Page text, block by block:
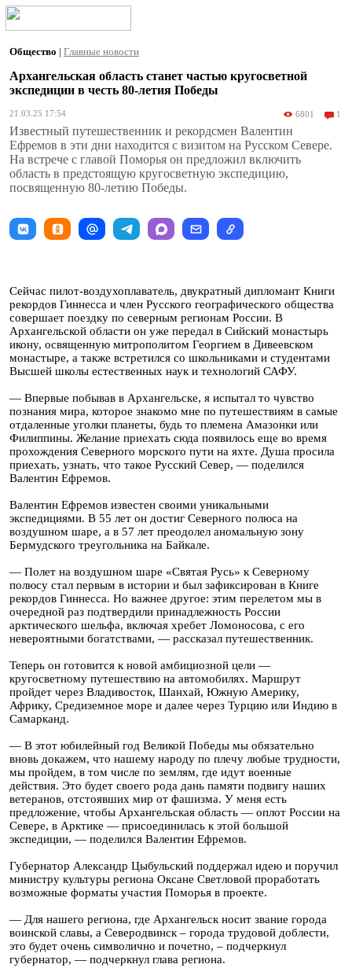
Общество | Главные новости
Архангельская область станет частью кругосветной
экспедиции в честь 80-летия Победы
21.03.25 17:54 6801 1
Известный путешественник и рекордсмен Валентин
Ефремов в эти дни находится с визитом на Русском Севере.
На встрече с главой Поморья он предложил включить
область в предстоящую кругосветную экспедицию,
посвященную 80-летию Победы.
Сейчас пилот-воздухоплаватель, двукратный дипломант Книги
рекордов Гиннесса и член Русского географического общества
совершает поездку по северным регионам России. В
Архангельской области он уже передал в Сийский монастырь
икону, освященную митрополитом Георгием в Дивеевском
монастыре, а также встретился со школьниками и студентами
Высшей школы естественных наук и технологий САФУ.
— Впервые побывав в Архангельске, я испытал то чувство
познания мира, которое знакомо мне по путешествиям в самые
отдаленные уголки планеты, будь то племена Амазонки или
Филиппины. Желание приехать сюда появилось еще во время
прохождения Северного морского пути на яхте. Душа просила
приехать, узнать, что такое Русский Север, — поделился
Валентин Ефремов.
Валентин Ефремов известен своими уникальными
экспедициями. В 55 лет он достиг Северного полюса на
воздушном шаре, а в 57 лет преодолел аномальную зону
Бермудского треугольника на Байкале.
— Полет на воздушном шаре «Святая Русь» к Северному
полюсу стал первым в истории и был зафиксирован в Книге
рекордов Гиннесса. Но важнее другое: этим перелетом мы в
очередной раз подтвердили принадлежность России
арктического шельфа, включая хребет Ломоносова, с его
невероятными богатствами, — рассказал путешественник.
Теперь он готовится к новой амбициозной цели —
кругосветному путешествию на автомобилях. Маршрут
пройдет через Владивосток, Шанхай, Южную Америку,
Африку, Средиземное море и далее через Турцию или Индию в
Самарканд.
— В этот юбилейный год Великой Победы мы обязательно
вновь докажем, что нашему народу по плечу любые трудности,
мы пройдем, в том числе по землям, где идут военные
действия. Это будет своего рода дань памяти подвигу наших
ветеранов, отстоявших мир от фашизма. У меня есть
предложение, чтобы Архангельская область — оплот России на
Севере, в Арктике — присоединилась к этой большой
экспедиции, — поделился Валентин Ефремов.
Губернатор Александр Цыбульский поддержал идею и поручил
министру культуры региона Оксане Светловой проработать
возможные форматы участия Поморья в проекте.
— Для нашего региона, где Архангельск носит звание города
воинской славы, а Северодвинск – города трудовой доблести,
это будет очень символично и почетно, – подчеркнул
губернатор, — подчеркнул глава региона.